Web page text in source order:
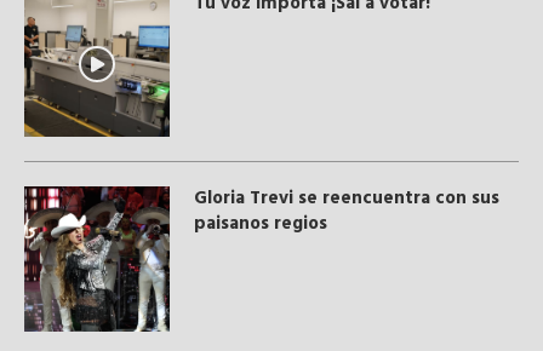
Gloria Trevi se reencuentra con sus
paisanos regios